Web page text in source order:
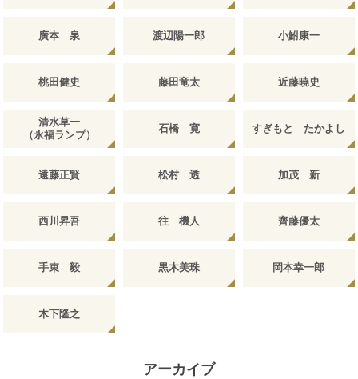
廣本 泉 渡辺陽一郎 小鮒康一
桃田健史 藤田竜太 近藤暁史
清水草一
（永福ランプ）
石橋 寛 すぎもと たかよし
遠藤正賢 松村 透 加茂 新
西川昇吾 往 機人 齊藤優太
手束 毅 黒木美珠 岡本幸一郎
木下隆之
アーカイブ